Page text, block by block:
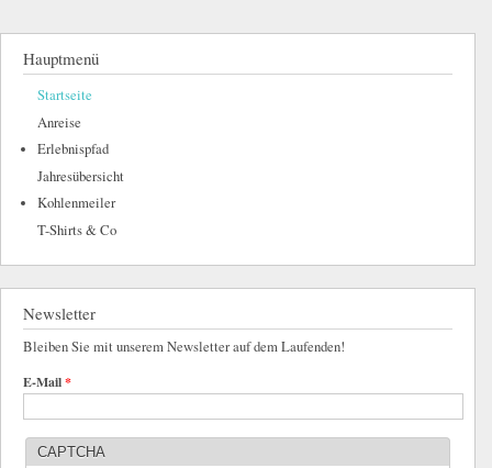
Hauptmenü
Startseite
Anreise
Erlebnispfad
Jahresübersicht
Kohlenmeiler
T-Shirts & Co
Newsletter
Bleiben Sie mit unserem Newsletter auf dem Laufenden!
E-Mail*
CAPTCHA